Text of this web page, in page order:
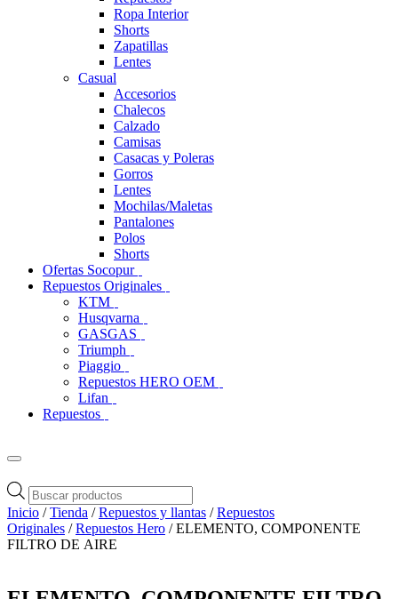
Ropa Interior
Shorts
Zapatillas
Lentes
Casual
Accesorios
Chalecos
Calzado
Camisas
Casacas y Poleras
Gorros
Lentes
Mochilas/Maletas
Pantalones
Polos
Shorts
Ofertas Socopur
Repuestos Originales
KTM
Husqvarna
GASGAS
Triumph
Piaggio
Repuestos HERO OEM
Lifan
Repuestos
Búsqueda
de
productos
Inicio /Tienda /Repuestos y llantas /Repuestos
Originales /Repuestos Hero / ELEMENTO, COMPONENTE
FILTRO DE AIRE